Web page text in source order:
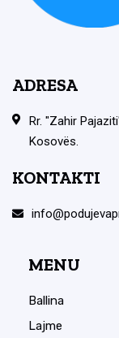
ADRESA
Rr. "Zahir
Kosovës.
KONTAKTI
MENU
Ballina
Lajme